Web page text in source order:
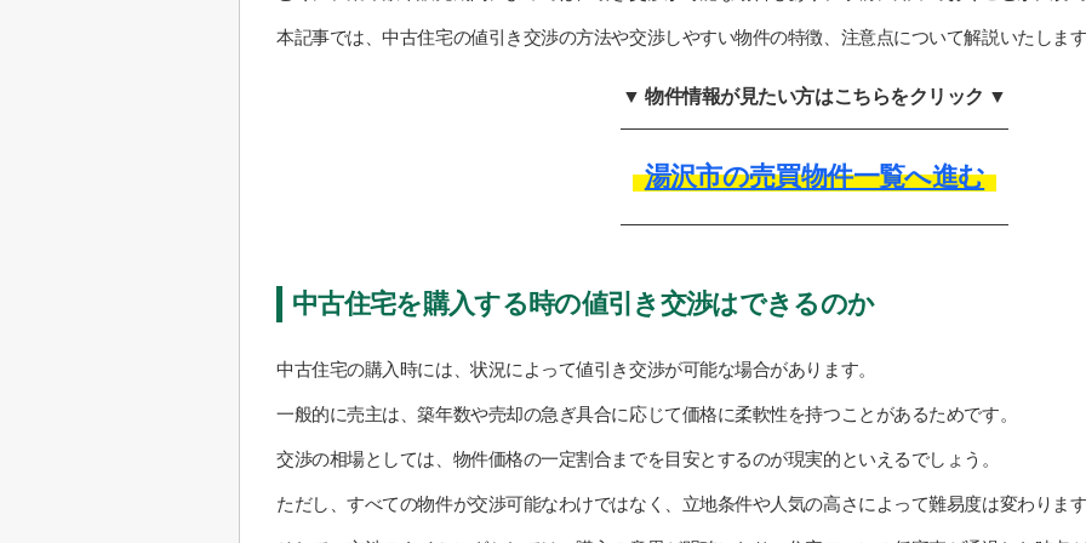
本記事では、中古住宅の値引き交渉の方法や交渉しやすい物件の特徴、注意点について解説いたします
▼ 物件情報が見たい方はこちらをクリック ▼
湯沢市の売買物件一覧へ進む
中古住宅を購入する時の値引き交渉はできるのか
中古住宅の購入時には、状況によって値引き交渉が可能な場合があります。
一般的に売主は、築年数や売却の急ぎ具合に応じて価格に柔軟性を持つことがあるためです。
交渉の相場としては、物件価格の一定割合までを目安とするのが現実的といえるでしょう。
ただし、すべての物件が交渉可能なわけではなく、立地条件や人気の高さによって難易度は変わります